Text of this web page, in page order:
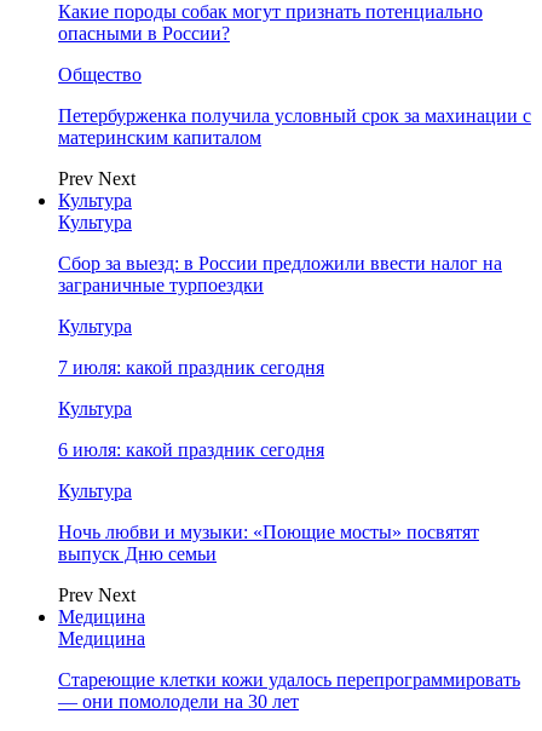
Какие породы собак могут признать потенциально
опасными в России?
Общество
Петербурженка получила условный срок за махинации с
материнским капиталом
Prev Next
Культура
Культура
Сбор за выезд: в России предложили ввести налог на
заграничные турпоездки
Культура
7 июля: какой праздник сегодня
Культура
6 июля: какой праздник сегодня
Культура
Ночь любви и музыки: «Поющие мосты» посвятят
выпуск Дню семьи
Prev Next
Медицина
Медицина
Стареющие клетки кожи удалось перепрограммировать
— они помолодели на 30 лет